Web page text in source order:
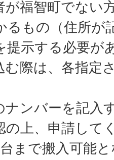
が福智町でない
るもの（住所が
提示する必要が
む際は、各指定
ナンバーを記入
の上、申請して
まで搬入可能